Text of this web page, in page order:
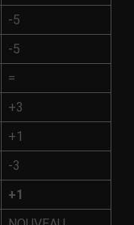
-5
-5
=
+3
+1
-3
+1